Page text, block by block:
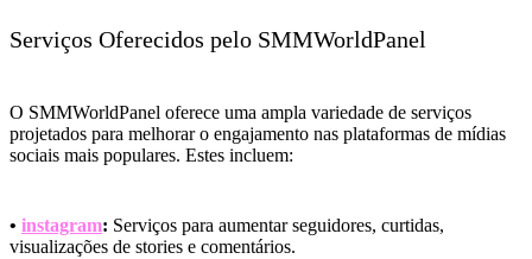
Serviços Oferecidos pelo SMMWorldPanel
O SMMWorldPanel oferece uma ampla variedade de serviços
projetados para melhorar o engajamento nas plataformas de mídias
sociais mais populares. Estes incluem:
• instagram: Serviços para aumentar seguidores, curtidas,
visualizações de stories e comentários.